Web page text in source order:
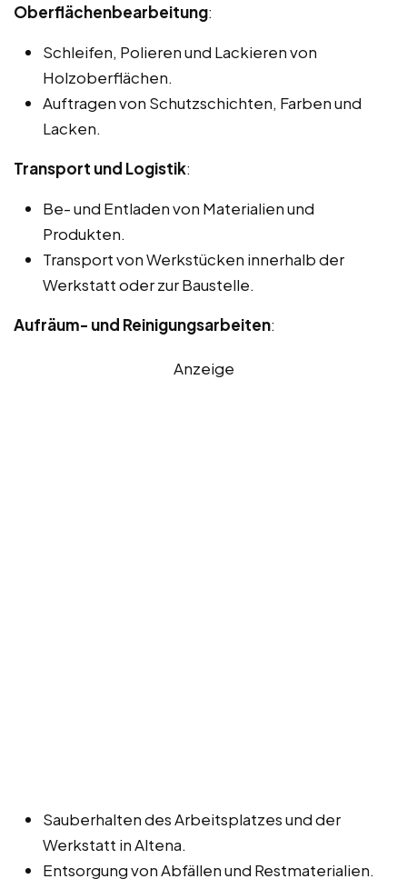
Oberflächenbearbeitung:
Schleifen, Polieren und Lackieren von
Holzoberflächen.
Auftragen von Schutzschichten, Farben und
Lacken.
Transport und Logistik:
Be- und Entladen von Materialien und
Produkten.
Transport von Werkstücken innerhalb der
Werkstatt oder zur Baustelle.
Aufräum- und Reinigungsarbeiten:
Anzeige
Sauberhalten des Arbeitsplatzes und der
Werkstatt in Altena.
Entsorgung von Abfällen und Restmaterialien.